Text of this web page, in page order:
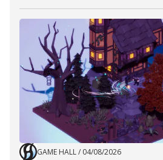
GAME HALL/ 04/08/2026